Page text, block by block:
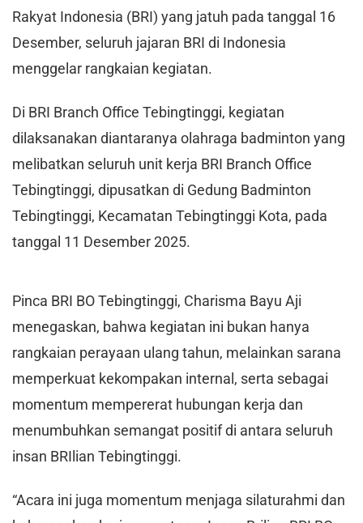
Rakyat Indonesia (BRI) yang jatuh pada tanggal 16
Desember, seluruh jajaran BRI di Indonesia
menggelar rangkaian kegiatan.
​Di BRI Branch Office Tebingtinggi, kegiatan
dilaksanakan diantaranya olahraga badminton yang
melibatkan seluruh unit kerja BRI Branch Office
Tebingtinggi, dipusatkan di Gedung Badminton
Tebingtinggi, Kecamatan Tebingtinggi Kota, pada
tanggal 11 Desember 2025.
​Pinca BRI BO Tebingtinggi, Charisma Bayu Aji
menegaskan, bahwa kegiatan ini bukan hanya
rangkaian perayaan ulang tahun, melainkan sarana
memperkuat kekompakan internal, serta sebagai
momentum mempererat hubungan kerja dan
menumbuhkan semangat positif di antara seluruh
insan BRIlian Tebingtinggi.
​“Acara ini juga momentum menjaga silaturahmi dan